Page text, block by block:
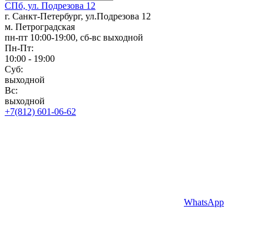
СПб, ул. Подрезова 12
г. Санкт-Петербург, ул.Подрезова 12
м. Петроградская
пн-пт 10:00-19:00, сб-вс выходной
Пн-Пт:
10:00 - 19:00
Суб:
выходной
Вс:
выходной
+7(812) 601-06-62
WhatsApp